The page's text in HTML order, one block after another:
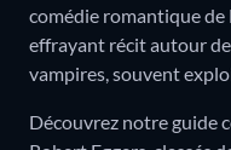
comédie romantique
effrayant récit autour
vampires, souvent
Découvrez notre guide